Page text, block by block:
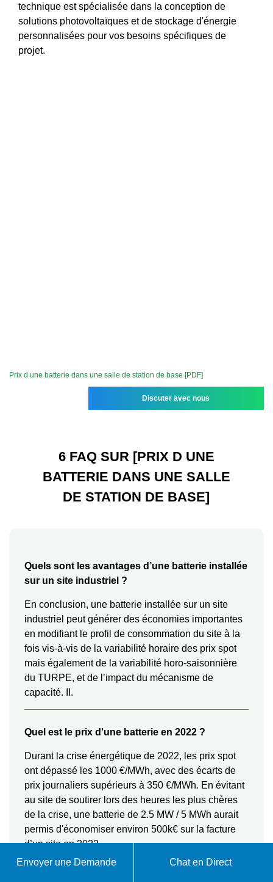
technique est spécialisée dans la conception de
solutions photovoltaïques et de stockage d'énergie
personnalisées pour vos besoins spécifiques de
projet.
Prix d une batterie dans une salle de station de base [PDF]
Discuter avec nous
6 FAQ SUR [PRIX D UNE
BATTERIE DANS UNE SALLE
DE STATION DE BASE]
Quels sont les avantages d’une batterie installée
sur un site industriel ?
En conclusion, une batterie installée sur un site
industriel peut générer des économies importantes
en modifiant le profil de consommation du site à la
fois vis-à-vis de la variabilité horaire des prix spot
mais également de la variabilité horo-saisonnière
du TURPE, et de l’impact du mécanisme de
capacité. II.
Quel est le prix d'une batterie en 2022 ?
Durant la crise énergétique de 2022, les prix spot
ont dépassé les 1000 €/MWh, avec des écarts de
prix journaliers supérieurs à 350 €/MWh. En évitant
au site de soutirer lors des heures les plus chères
de la crise, une batterie de 2.5 MW / 5 MWh aurait
permis d'économiser environ 500k€ sur la facture
d’un site en 2022.
Envoyer une Demande Chat en Direct